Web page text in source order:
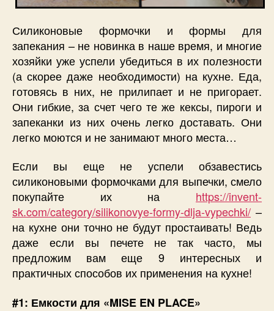
Силиконовые формочки и формы для
запекания – не новинка в наше время, и многие
хозяйки уже успели убедиться в их полезности
(а скорее даже необходимости) на кухне. Еда,
готовясь в них, не прилипает и не пригорает.
Они гибкие, за счет чего те же кексы, пироги и
запеканки из них очень легко доставать. Они
легко моются и не занимают много места…
Если вы еще не успели обзавестись
силиконовыми формочками для выпечки, смело
покупайте их на https://invent-
sk.com/category/silikonovye-formy-dlja-vypechki/ –
на кухне они точно не будут простаивать! Ведь
даже если вы печете не так часто, мы
предложим вам еще 9 интересных и
практичных способов их применения на кухне!
#1: Емкости для «MISE EN PLACE»